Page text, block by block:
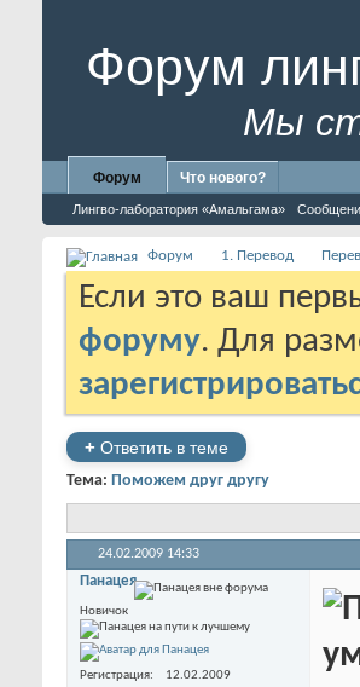
Форум
Мы
Форум
Лингво-лаборатория «Амальгама»
Что нового?
Форум 1. Перевод
Если это ваш
форуму. Для
+ Ответить в теме
Тема: Поможем друг другу
24.02.2009 14:33
Панацея
Новичок
Регистрация
12.02.2009